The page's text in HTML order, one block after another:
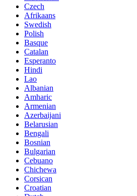
Czech
Afrikaans
Swedish
Polish
Basque
Catalan
Esperanto
Hindi
Lao
Albanian
Amharic
Armenian
Azerbaijani
Belarusian
Bengali
Bosnian
Bulgarian
Cebuano
Chichewa
Corsican
Croatian